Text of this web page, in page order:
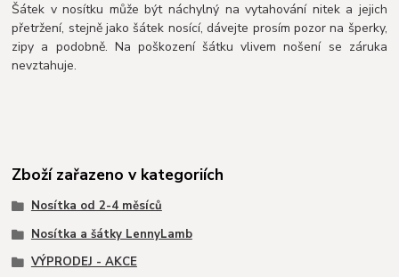
Šátek v nosítku může být náchylný na vytahování nitek a jejich
přetržení, stejně jako šátek nosící, dávejte prosím pozor na šperky,
zipy a podobně. Na poškození šátku vlivem nošení se záruka
nevztahuje.
Zboží zařazeno v kategoriích
Nosítka od 2-4 měsíců
Nosítka a šátky LennyLamb
VÝPRODEJ - AKCE